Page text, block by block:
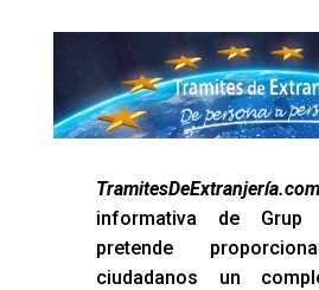
TramitesDeExtranjería.com
informativa de Grup
pretende
ciudadanos un